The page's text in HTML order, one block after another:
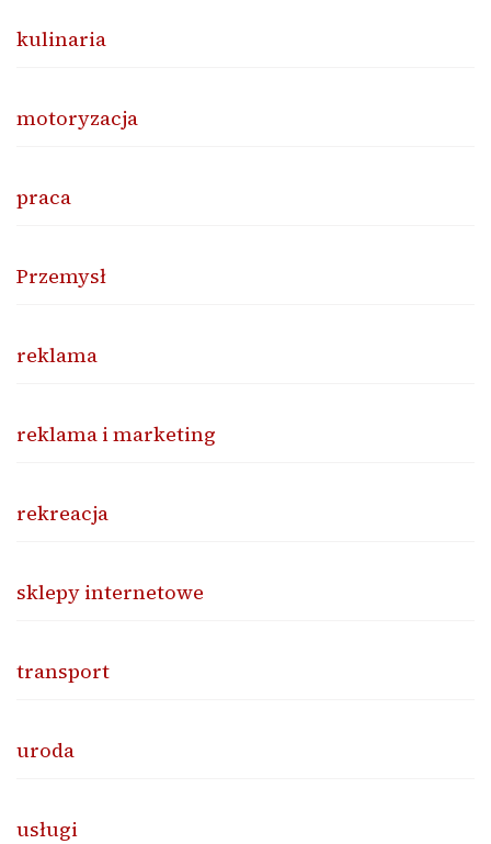
kulinaria
motoryzacja
praca
Przemysł
reklama
reklama i marketing
rekreacja
sklepy internetowe
transport
uroda
usługi